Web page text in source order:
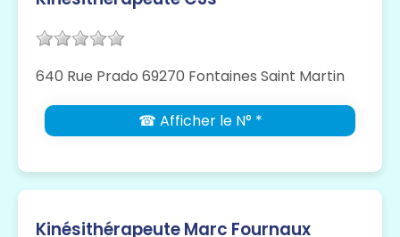
640 Rue Prado 69270 Fontaines Saint Martin
☎ Afficher le N° *
Kinésithérapeute Marc Fournaux